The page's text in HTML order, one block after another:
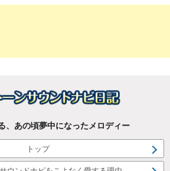
、あの頃夢中になったメロディー
トップ